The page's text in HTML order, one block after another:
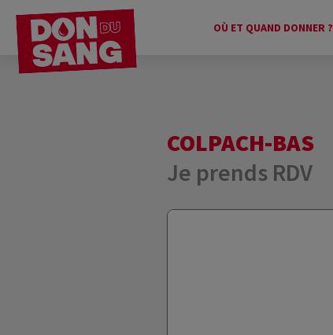
OÙ ET QUAND DONNER ?
COLPACH-BAS
Je prends RDV